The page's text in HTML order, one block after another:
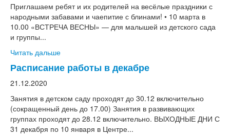
Приглашаем ребят и их родителей на весёлые праздники с
народными забавами и чаепитие с блинами! • 10 марта в
10.00 «ВСТРЕЧА ВЕСНЫ» — для малышей из детского сада
и группы...
Читать дальше
Расписание работы в декабре
21.12.2020
Занятия в детском саду проходят до 30.12 включительно
(сокращенный день до 17.00) Занятия в развивающих
группах проходят до 28.12 включительно. ВЫХОДНЫЕ ДНИ С
31 декабря по 10 января в Центре...